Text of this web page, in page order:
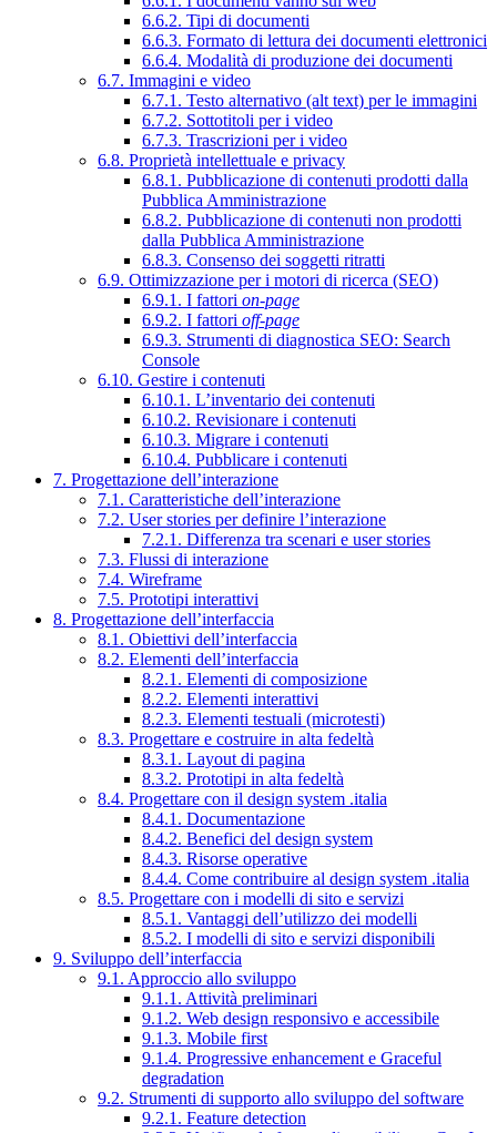
6.6.2. Tipi di documenti
6.6.3. Formato di lettura dei documenti elettronici
6.6.4. Modalità di produzione dei documenti
6.7. Immagini e video
6.7.1. Testo alternativo (alt text) per le immagini
6.7.2. Sottotitoli per i video
6.7.3. Trascrizioni per i video
6.8. Proprietà intellettuale e privacy
6.8.1. Pubblicazione di contenuti prodotti dalla
Pubblica Amministrazione
6.8.2. Pubblicazione di contenuti non prodotti
dalla Pubblica Amministrazione
6.8.3. Consenso dei soggetti ritratti
6.9. Ottimizzazione per i motori di ricerca (SEO)
6.9.1. I fattori on-page
6.9.2. I fattori off-page
6.9.3. Strumenti di diagnostica SEO: Search
Console
6.10. Gestire i contenuti
6.10.1. L’inventario dei contenuti
6.10.2. Revisionare i contenuti
6.10.3. Migrare i contenuti
6.10.4. Pubblicare i contenuti
7. Progettazione dell’interazione
7.1. Caratteristiche dell’interazione
7.2. User stories per definire l’interazione
7.2.1. Differenza tra scenari e user stories
7.3. Flussi di interazione
7.4. Wireframe
7.5. Prototipi interattivi
8. Progettazione dell’interfaccia
8.1. Obiettivi dell’interfaccia
8.2. Elementi dell’interfaccia
8.2.1. Elementi di composizione
8.2.2. Elementi interattivi
8.2.3. Elementi testuali (microtesti)
8.3. Progettare e costruire in alta fedeltà
8.3.1. Layout di pagina
8.3.2. Prototipi in alta fedeltà
8.4. Progettare con il design system .italia
8.4.1. Documentazione
8.4.2. Benefici del design system
8.4.3. Risorse operative
8.4.4. Come contribuire al design system .italia
8.5. Progettare con i modelli di sito e servizi
8.5.1. Vantaggi dell’utilizzo dei modelli
8.5.2. I modelli di sito e servizi disponibili
9. Sviluppo dell’interfaccia
9.1. Approccio allo sviluppo
9.1.1. Attività preliminari
9.1.2. Web design responsivo e accessibile
9.1.3. Mobile first
9.1.4. Progressive enhancement e Graceful
degradation
9.2. Strumenti di supporto allo sviluppo del software
9.2.1. Feature detection